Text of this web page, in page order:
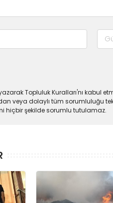
Topluluk Kuralları'nı kabul
veya dolaylı tüm sorumluluğu tek
hiçbir şekilde sorumlu tutulamaz.